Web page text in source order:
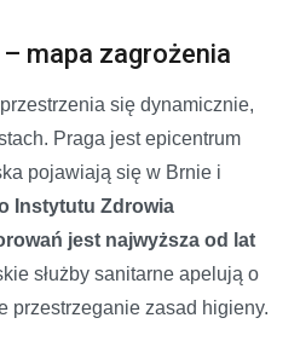
mapa zagrożenia
się dynamicznie,
Praga jest epicentrum
pojawiają się w Brnie i
Instytutu Zdrowia
jest najwyższa od lat
służby sanitarne apelują o
przestrzeganie zasad higieny.